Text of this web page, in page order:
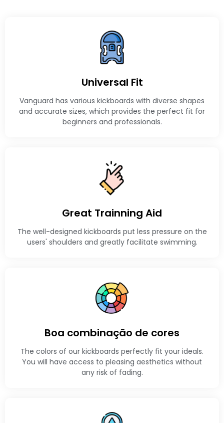
Universal Fit
Vanguard has various kickboards with diverse shapes
and accurate sizes, which provides the perfect fit for
beginners and professionals.
Great Trainning Aid
The well-designed kickboards put less pressure on the
users' shoulders and greatly facilitate swimming.
Boa combinação de cores
The colors of our kickboards perfectly fit your ideals.
You will have access to pleasing aesthetics without
any risk of fading.